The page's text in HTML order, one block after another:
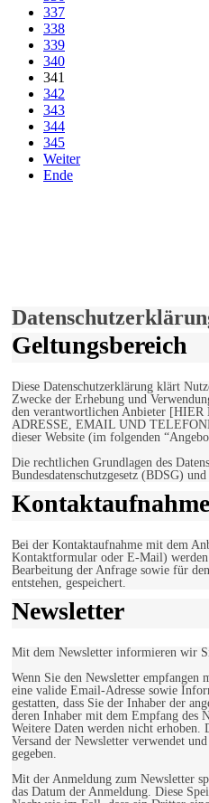
337
338
339
340
341
342
343
344
345
Weiter
Ende
Geltungsbereich
Diese Datenschutzerklärung klärt
Zwecke der Erhebung und
den verantwortlichen Anbieter
ADRESSE, EMAIL UND
dieser Website (im folgenden
Die rechtlichen Grundlagen des
Bundesdatenschutzgesetz (BDSG)
Kontaktaufnahme
Bei der Kontaktaufnahme mit dem
Kontaktformular oder E-Mail) werden
Bearbeitung der Anfrage sowie für
entstehen, gespeichert.
Newsletter
Mit dem Newsletter informieren wir
Wenn Sie den Newsletter empfangen
eine valide Email-Adresse sowie
gestatten, dass Sie der Inhaber der
deren Inhaber mit dem Empfang des
Weitere Daten werden nicht erhoben.
Versand der Newsletter verwendet
gegeben.
Mit der Anmeldung zum Newsletter
das Datum der Anmeldung. Diese